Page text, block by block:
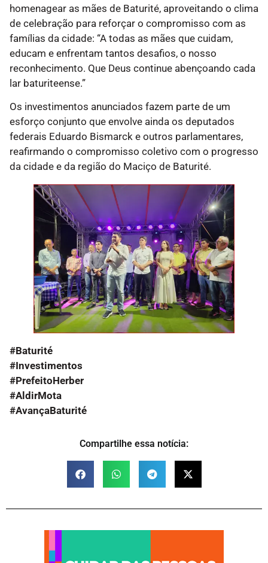
homenagear as mães de Baturité, aproveitando o clima
de celebração para reforçar o compromisso com as
famílias da cidade: “A todas as mães que cuidam,
educam e enfrentam tantos desafios, o nosso
reconhecimento. Que Deus continue abençoando cada
lar baturiteense.”
Os investimentos anunciados fazem parte de um
esforço conjunto que envolve ainda os deputados
federais Eduardo Bismarck e outros parlamentares,
reafirmando o compromisso coletivo com o progresso
da cidade e da região do Maciço de Baturité.
#Baturité
#Investimentos
#PrefeitoHerber
#AldirMota
#AvançaBaturité
Compartilhe essa notícia: